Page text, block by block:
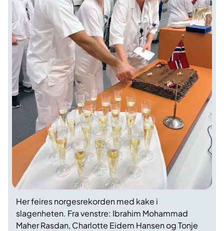
Her feires norgesrekorden med kake i
slagenheten. Fra venstre: Ibrahim Mohammad
Maher Rasdan, Charlotte Eidem Hansen og Tonje